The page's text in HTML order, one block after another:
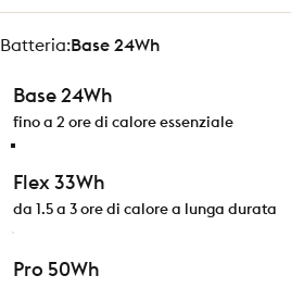
Batteria
Batteria:Base 24Wh
Base 24Wh
fino a 2 ore di calore essenziale
Flex 33Wh
da 1.5 a 3 ore di calore a lunga durata
Pro 50Wh